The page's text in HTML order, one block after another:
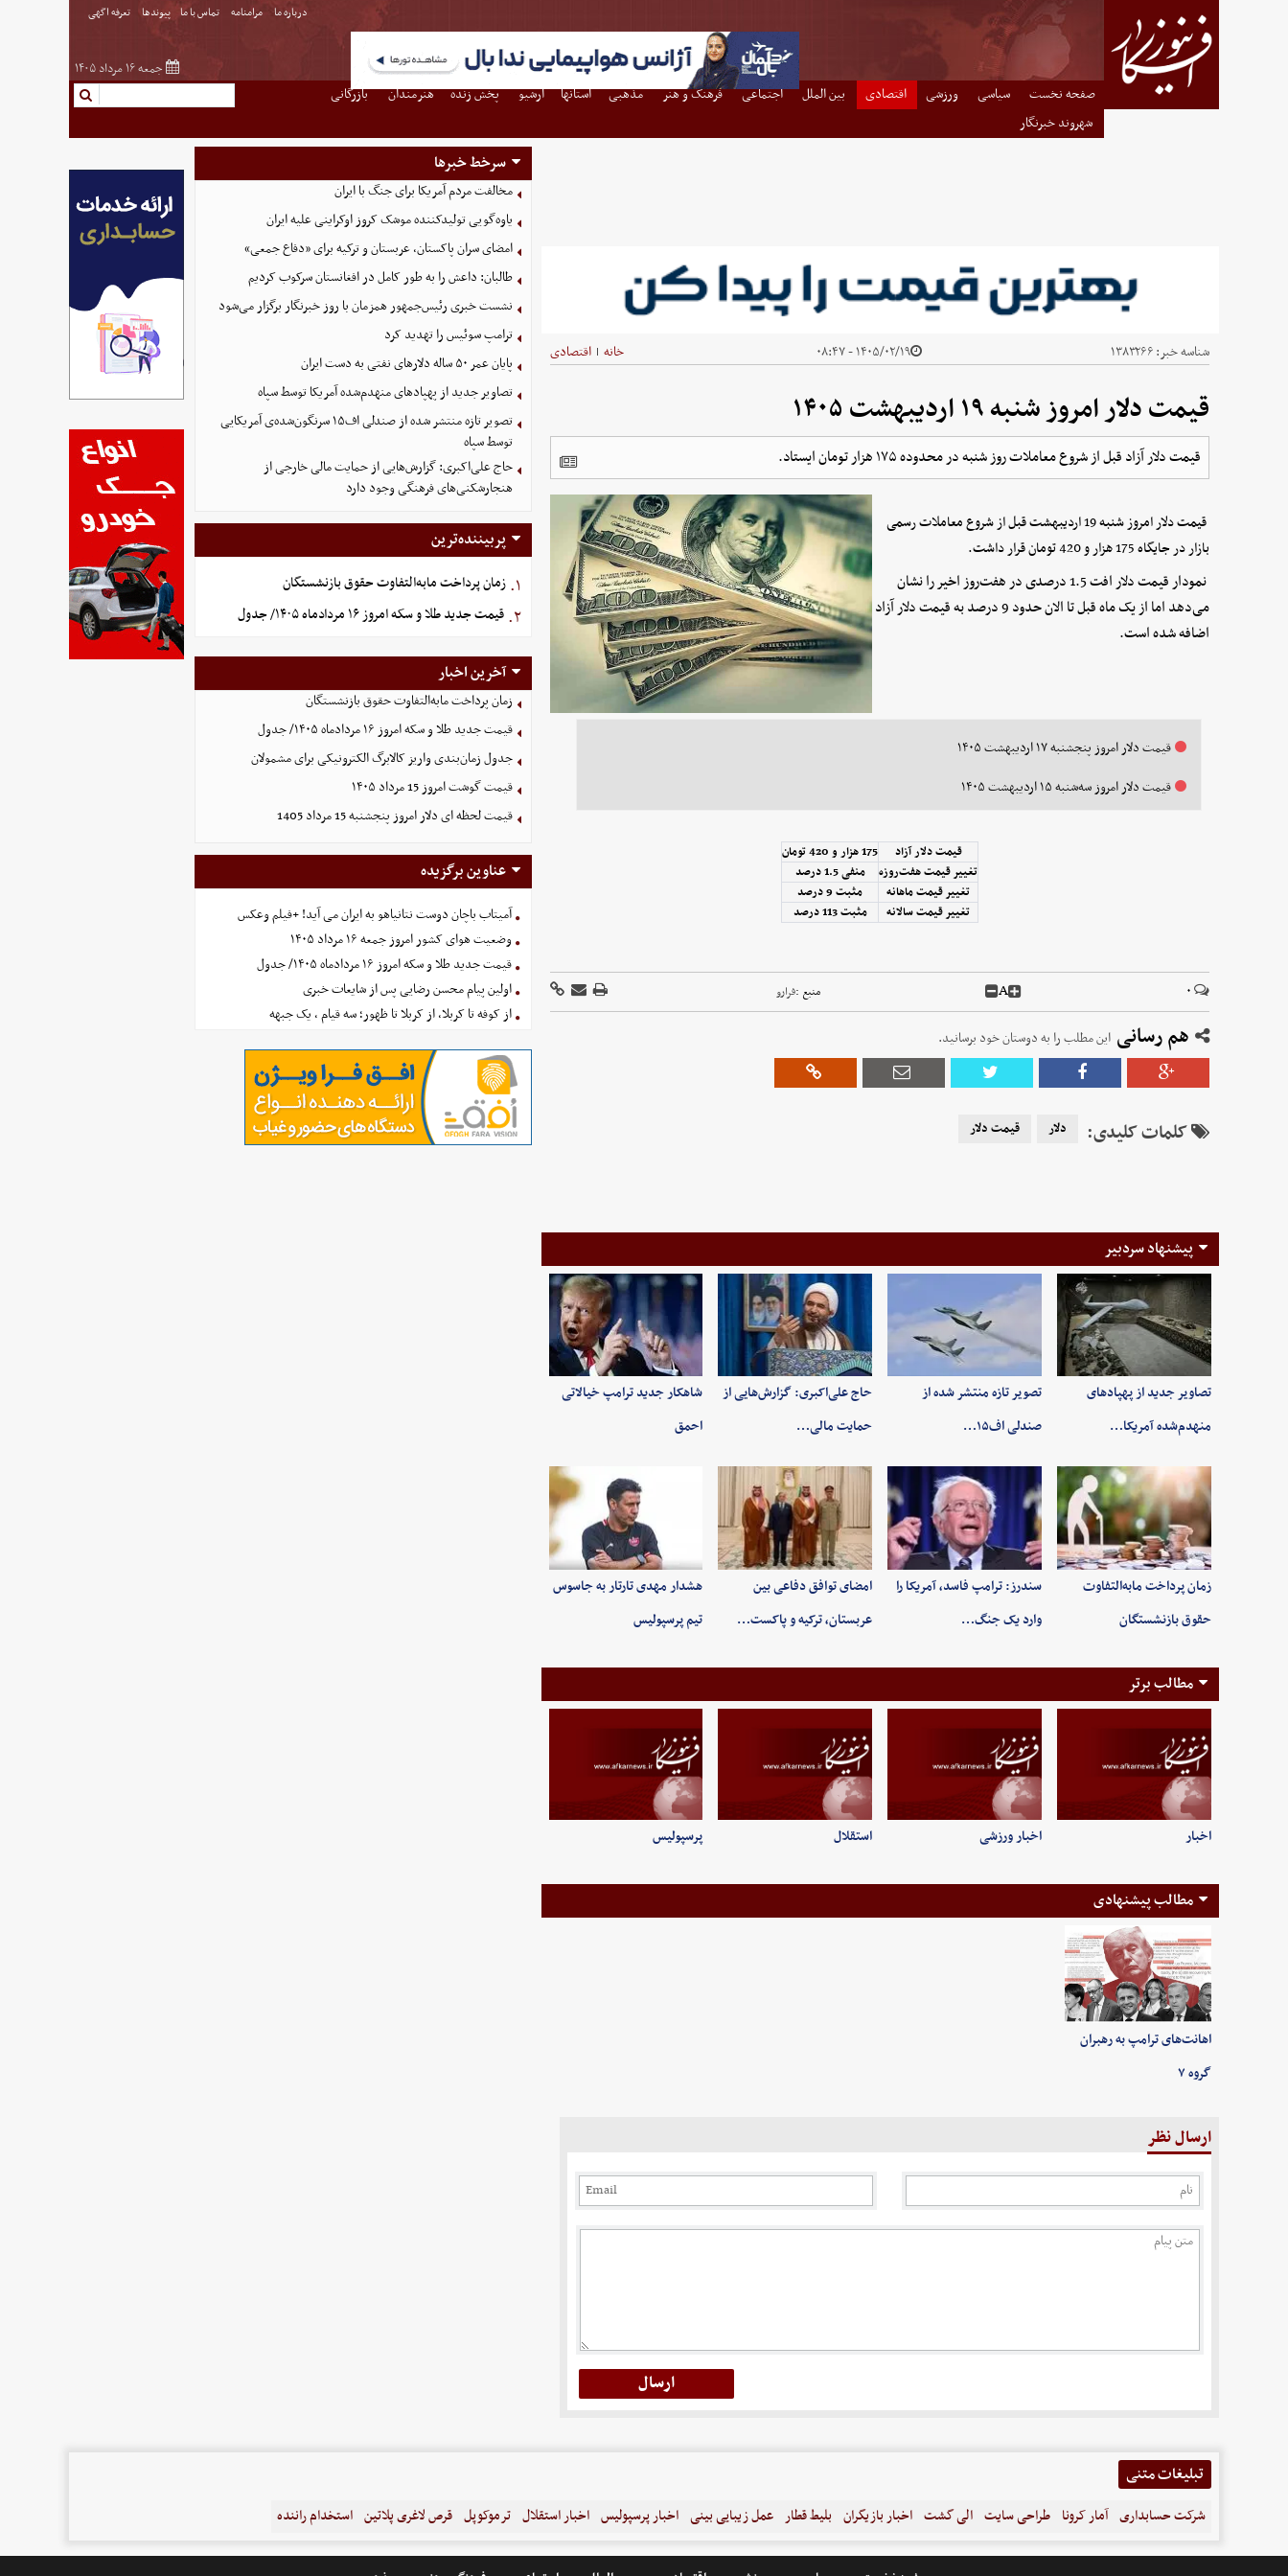
درباره ما مرامنامه تماس با ما پیوندها تعرفه اگهی
جمعه ۱۶ مرداد ۱۴۰۵
صفحه نخست سیاسی ورزشی اقتصادی بین الملل اجتماعی فرهنگ و هنر مذهبی استانها آرشیو پخش زنده هنرمندان
بازرگانی
شهروند خبرنگار
شناسه خبر:۱۳۸۳۲۶۶ ۱۴۰۵/۰۲/۱۹ - ۰۸:۴۷ خانه | اقتصادی
قیمت دلار امروز شنبه ۱۹ اردیبهشت ۱۴۰۵
قیمت دلار آزاد قبل از شروع معاملات روز شنبه در محدوده ۱۷۵ هزار تومان ایستاد.
قیمت دلار امروز شنبه 19 اردیبهشت قبل از شروع معاملات رسمی
بازار در جایگاه 175 هزار و 420 تومان قرار داشت.
نمودار قیمت دلار افت 1.5 درصدی در هفت‌روز اخیر را نشان
می‌دهد اما از یک ماه قبل تا الان حدود 9 درصد به قیمت دلار آزاد
اضافه شده است.
قیمت دلار امروز پنجشنبه ۱۷ اردیبهشت ۱۴۰۵
قیمت دلار امروز سه‌شنبه ۱۵ اردیبهشت ۱۴۰۵
قیمت دلار آزاد
175 هزار و 420 تومان
تغییر قیمت هفت‌روزه
منفی 1.5 درصد
تغییر قیمت ماهانه
مثبت 9 درصد
تغییر قیمت سالانه
مثبت 113 درصد
۰ A منبع :فرارو
هم رسانی این مطلب را به دوستان خود برسانید.
کلمات کلیدی: دلار قیمت دلار
پیشنهاد سردبیر
تصاویر جدید از پهپادهای
منهدم‌شده آمریکا…
تصویر تازه منتشر شده از
صندلی اف۱۵…
حاج علی‌اکبری: گزارش‌هایی از
حمایت مالی…
شاهکار جدید ترامپ خیالاتی
احمق
زمان پرداخت مابه‌التفاوت
حقوق بازنشستگان
سندرز: ترامپ فاسد، آمریکا را
وارد یک جنگ…
امضای توافق دفاعی بین
عربستان، ترکیه و پاکست…
هشدار مهدی تارتار به جاسوس
تیم پرسپولیس
مطالب برتر
اخبار اخبار ورزشی استقلال پرسپولیس
مطالب پیشنهادی
اهانت‌های ترامپ به رهبران
گروه ۷
ارسال نظر
سرخط خبرها
مخالفت مردم آمریکا برای جنگ با ایران
یاوه‌گویی تولیدکننده موشک کروز اوکراینی علیه ایران
امضای سران پاکستان، عربستان و ترکیه برای «دفاع جمعی»
طالبان: داعش را به طور کامل در افغانستان سرکوب کردیم
نشست خبری رئیس‌جمهور همزمان با روز خبرنگار برگزار می‌شود
ترامپ سوئیس را تهدید کرد
پایان عمر ۵۰ ساله دلارهای نفتی به دست ایران
تصاویر جدید از پهپادهای منهدم‌شده آمریکا توسط سپاه
تصویر تازه منتشر شده از صندلی اف۱۵ سرنگون‌شده‌ی آمریکایی
توسط سپاه
حاج علی‌اکبری: گزارش‌هایی از حمایت مالی خارجی از
هنجارشکنی‌های فرهنگی وجود دارد
پربیننده‌ترین
۱. زمان پرداخت مابه‌التفاوت حقوق بازنشستگان
۲. قیمت جدید طلا و سکه امروز ۱۶ مردادماه ۱۴۰۵/ جدول
آخرین اخبار
زمان پرداخت مابه‌التفاوت حقوق بازنشستگان
قیمت جدید طلا و سکه امروز ۱۶ مردادماه ۱۴۰۵/ جدول
جدول زمان‌بندی واریز کالابرگ الکترونیکی برای مشمولان
قیمت گوشت امروز 15 مرداد ۱۴۰۵
قیمت لحظه ای دلار امروز پنجشنبه 15 مرداد 1405
عناوین برگزیده
آمیتاب باچان دوست نتانیاهو به ایران می آید! +فیلم وعکس
وضعیت هوای کشور امروز جمعه ۱۶ مرداد ۱۴۰۵
قیمت جدید طلا و سکه امروز ۱۶ مردادماه ۱۴۰۵/ جدول
اولین پیام محسن رضایی پس از شایعات خبری
از کوفه تا کربلا، از کربلا تا ظهور؛ سه قیام ، یک جبهه
تبلیغات متنی
شرکت حسابداری آمار کرونا طراحی سایت الی گشت اخبار بازیگران بلیط قطار عمل زیبایی بینی اخبار پرسپولیس اخبار استقلال ترموکوپل قرص لاغری پلاتین استخدام راننده